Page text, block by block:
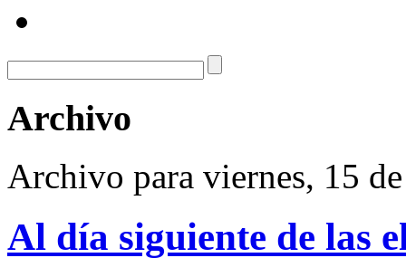
Archivo
Archivo para viernes, 15
Al día siguiente de las